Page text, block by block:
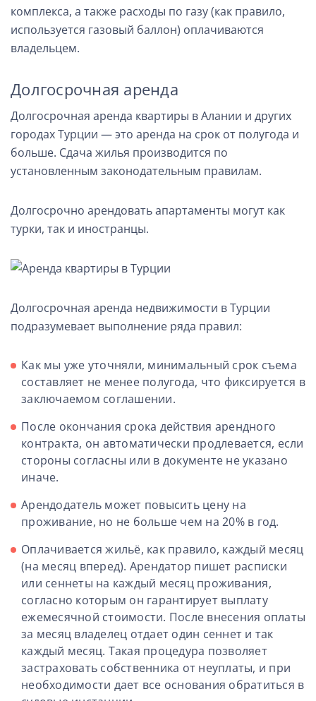
комплекса, а также расходы по газу (как правило,
используется газовый баллон) оплачиваются
владельцем.
Долгосрочная аренда
Долгосрочная аренда квартиры в Алании и других
городах Турции — это аренда на срок от полугода и
больше. Сдача жилья производится по
установленным законодательным правилам.
Долгосрочно арендовать апартаменты могут как
турки, так и иностранцы.
Долгосрочная аренда недвижимости в Турции
подразумевает выполнение ряда правил:
Как мы уже уточняли, минимальный срок съема
составляет не менее полугода, что фиксируется в
заключаемом соглашении.
После окончания срока действия арендного
контракта, он автоматически продлевается, если
стороны согласны или в документе не указано
иначе.
Арендодатель может повысить цену на
проживание, но не больше чем на 20% в год.
Оплачивается жильё, как правило, каждый месяц
(на месяц вперед). Арендатор пишет расписки
или сеннеты на каждый месяц проживания,
согласно которым он гарантирует выплату
ежемесячной стоимости. После внесения оплаты
за месяц владелец отдает один сеннет и так
каждый месяц. Такая процедура позволяет
застраховать собственника от неуплаты, и при
необходимости дает все основания обратиться в